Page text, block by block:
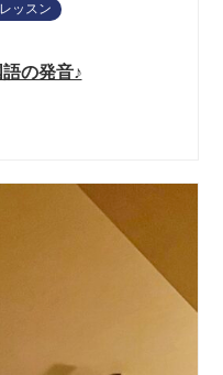
ッスン
の発音♪